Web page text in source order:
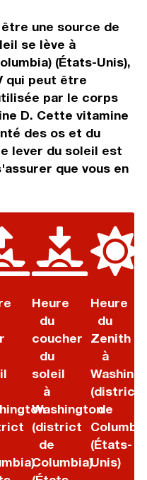
une source de
se lève à
(États-Unis),
qui peut être
par le corps
D. Cette vitamine
des os et du
lever du soleil est
que vous en
Heure
du
coucher
du
soleil
à
Washington
(district
de
Columbia)
Heure
du
Zenith
à
(district
de
(États-
Unis)